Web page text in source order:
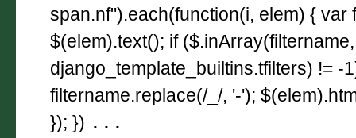
span.nf").each(function(i, elem) { var
$(elem).text(); if ($.inArray(filtername,
django_template_builtins.tfilters) != -
filtername.replace(/_/, '-');
}); }) ...